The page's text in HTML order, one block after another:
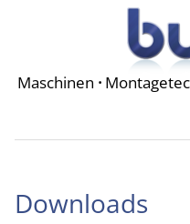
Maschinen ·
Downloads